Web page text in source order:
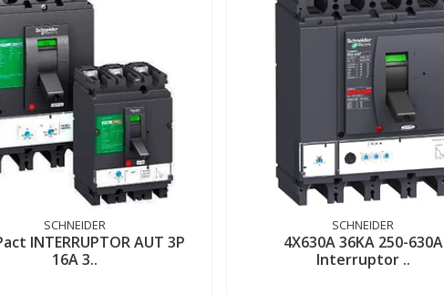
SCHNEIDER
INTERRUPTOR AUT 3P
16A 3..
SCHNEIDER
4X630A 36KA 250-630A
Interruptor ..